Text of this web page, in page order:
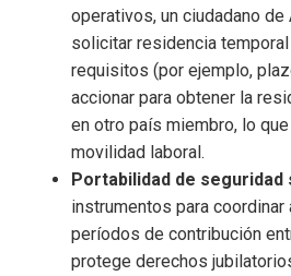
operativos, un ciudadano de
solicitar residencia
requisitos (por ejemplo,
accionar para obtener la
en otro país miembro, lo
movilidad laboral.
Portabilidad de seguridad
instrumentos para
períodos de contribución
protege derechos